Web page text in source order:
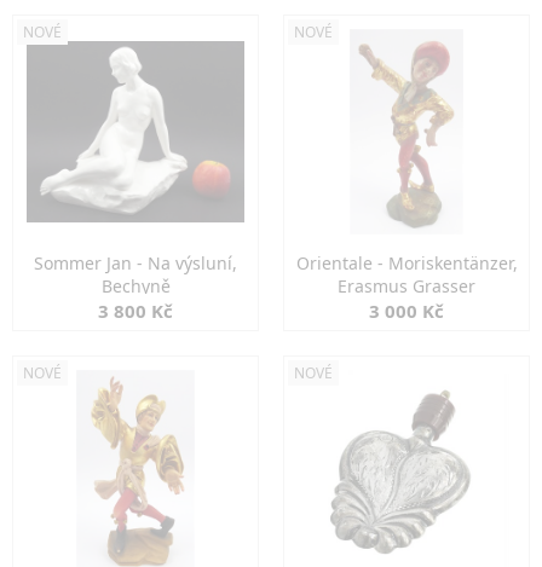
NOVÉ
Sommer Jan - Na výsluní,
Bechyně
3 800 Kč
NOVÉ
Orientale - Moriskentänzer,
Erasmus Grasser
3 000 Kč
NOVÉ NOVÉ